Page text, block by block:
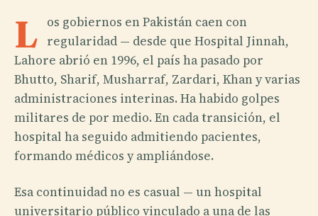
L
os gobiernos en Pakistán caen con
regularidad — desde que Hospital Jinnah,
Lahore abrió en 1996, el país ha pasado por
Bhutto, Sharif, Musharraf, Zardari, Khan y varias
administraciones interinas. Ha habido golpes
militares de por medio. En cada transición, el
hospital ha seguido admitiendo pacientes,
formando médicos y ampliándose.
Esa continuidad no es casual — un hospital
universitario público vinculado a una de las